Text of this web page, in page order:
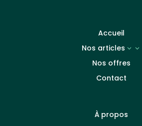
Accueil
Nos articles
3
Nos offres
Contact
À propos